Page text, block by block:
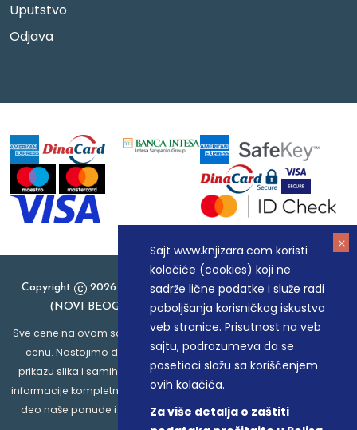
Sajt www.knjizara.com koristi
kolačiće (cookies) koji ne
sadrže lične podatke i služe radi
poboljšanja korisničkog iskustva
veb stranice. Prisutnost na veb
sajtu, podrazumeva da se
posetioci slažu sa korišćenjem
ovih kolačića.
Za više detalja o zaštiti
Uputstvo
Odjava
Copyright
2026 Knjizara.com - MAKART DOO BEOGRAD
(NOVI BEOGRAD), PIB: 105184104, MB: 20337524
Sve cene na ovom sajtu iskazane su u dinarima. PDV je uračunat u
cenu. Nastojimo da budemo što precizniji u opisu proizvoda,
prikazu slika i samih cena, ali ne možemo garantovati da su sve
informacije kompletne i bez grešaka. Svi artikli prikazani na sajtu su
deo naše ponude i ne podrazumeva da su dostupni u svakom